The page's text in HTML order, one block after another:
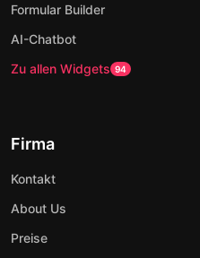
Formular Builder
AI-Chatbot
Zu allen Widgets 94
Firma
Kontakt
About Us
Preise